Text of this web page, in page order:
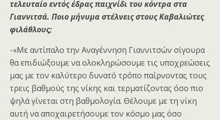
τελευταίο εντός έδρας παιχνίδι του κόντρα στα
Γιαννιτσά. Ποιο μήνυμα στέλνεις στους Καβαλιώτες
φιλάθλους;
-«Με αντίπαλο την Αναγέννηση Γιαννιτσών σίγουρα
θα επιδιώξουμε να ολοκληρώσουμε τις υποχρεώσεις
μας με τον καλύτερο δυνατό τρόπο παίρνοντας τους
τρεις βαθμούς της νίκης και τερματίζοντας όσο πιο
ψηλά γίνεται στη βαθμολογία. Θέλουμε με τη νίκη
αυτή να αποχαιρετήσουμε τον κόσμο μας όσο